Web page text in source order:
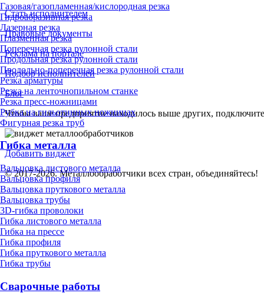
Газовая/газопламенная/кислородная резка
Гидроабразивная резка
Лазерная резка
Плазменная резка
Поперечная резка рулонной стали
Продольная резка рулонной стали
Продольно-поперечная резка рулонной стали
Резка арматуры
Резка на ленточнопильном станке
Резка пресс-ножницами
Рубка на гильотинных ножницах
Фигурная резка труб
Гибка металла
Вальцовка листового металла
Вальцовка профиля
Вальцовка пруткового металла
Вальцовка трубы
3D-гибка проволоки
Гибка листового металла
Гибка на прессе
Гибка профиля
Гибка пруткового металла
Гибка трубы
Сварочные работы
Стать исполнителем
Правовые документы
Реклама на портале
Подбор исполнителей
Блог
Чтобы ваше предприятие находилось выше других,
Добавить виджет
© 2017-2026. Металлообработчики всех стран, объединяйтесь!